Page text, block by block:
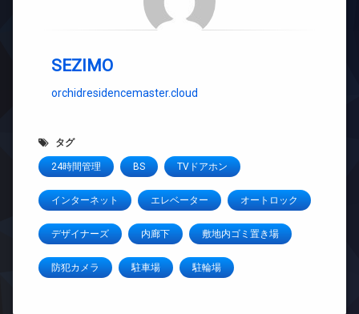
SEZIMO
orchidresidencemaster.cloud
タグ
24時間管理 BS TVドアホン
インターネット エレベーター オートロック
デザイナーズ 内廊下 敷地内ゴミ置き場
防犯カメラ 駐車場 駐輪場